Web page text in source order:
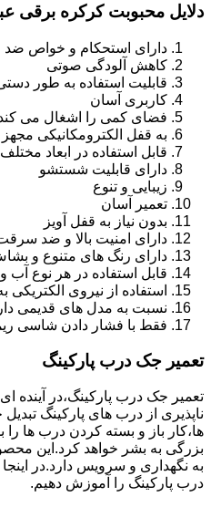
دلایل محبوبت کرکره برقی
دارای استحکام و خواص ضد
کاهش آلودگی صوتی
قابلیت استفاده به طور
کاربری آسان
فضای کمی را اشغال می
به قفل الکترومکانیکی
قابل استفاده در ابعاد مختلف
دارای قابلیت شستشو
زیبایی و تنوع
تعمیر آسان
بدون نیاز به قفل آویز
دارای امنیت بالا و ضد
دارای رنگ های متنوع و
قابل استفاده در هر نوع آب
استفاده از نیروی الکتریکی
نسبت به مدل های قدیمی
فقط با فشار دادن شاسی
تعمیر جک درب پارکینگ
تعمیر جک درب پارکینگ،در آینده
ناپذیری از درب های پارکینگ
ها،کار باز و بسته کردن درب ها
بزرگی به بشر خواهد کرد.این
به نگهداری و سرویس دارد.در
درب پارکینگ را آموزش دهیم.